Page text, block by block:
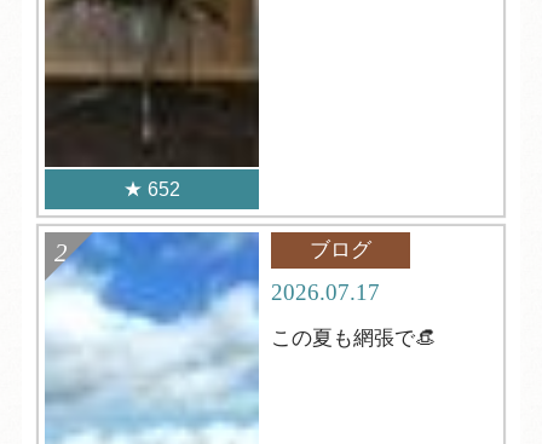
652
ブログ
2026.07.17
この夏も網張で👒